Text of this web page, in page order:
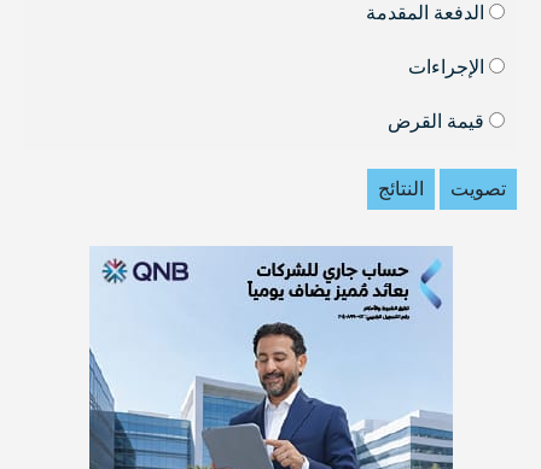
الدفعة المقدمة
الإجراءات
قيمة القرض
تصويت النتائج